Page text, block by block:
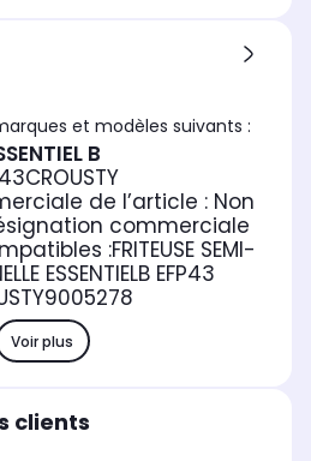
et modèles suivants :
B
de l’article : Non
commerciale
:FRITEUSE SEMI-
ESSENTIELB EFP43
9005278
Voir plus
clients